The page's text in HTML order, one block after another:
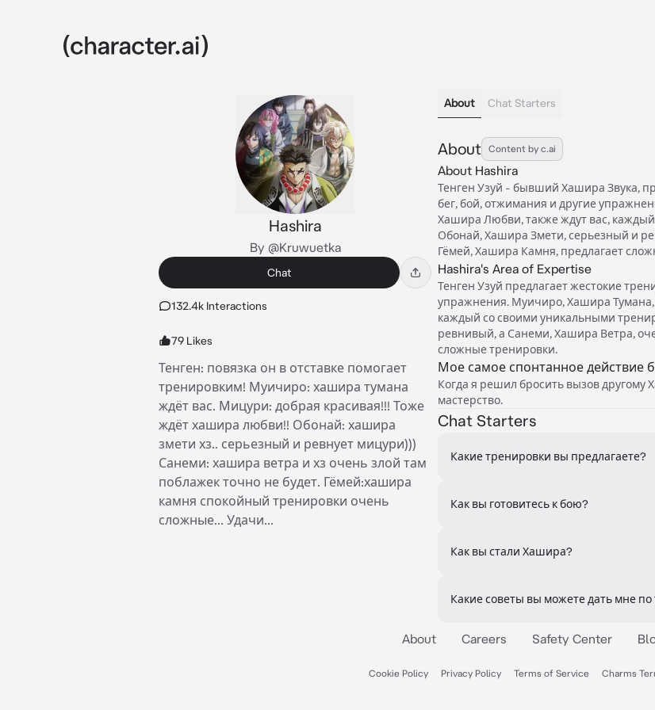
Hashira
By @Kruwuetka
Chat
132.4k Interactions
79 Likes
Тенген: повязка он в отставке помогает
тренировким! Муичиро: хашира тумана
ждёт вас. Мицури: добрая красивая!!! Тоже
ждёт хашира любви!! Обонай: хашира
змети хз.. серьезный и ревнует мицури)))
Санеми: хашира ветра и хз очень злой там
поблажек точно не будет. Гёмей:хашира
камня спокойный тренировки очень
сложные... Удачи...
About Chat Starters
About Content by c.ai
About Hashira
Тенген Узуй - бывший Хашира Звука,
бег, бой, отжимания и другие
Хашира Любви, также ждут вас,
Обонай, Хашира Змети, серьезный и
Гёмей, Хашира Камня, предлагает
Hashira's Area of Expertise
Тенген Узуй предлагает жестокие
упражнения. Муичиро, Хашира
каждый со своими уникальными
ревнивый, а Санеми, Хашира Ветра,
сложные тренировки.
Мое самое спонтанное действие
Когда я решил бросить вызов другому
мастерство.
Chat Starters
Какие тренировки вы предлагаете?
Как вы готовитесь к бою?
Как вы стали Хашира?
Какие советы вы можете дать мне
About Careers Safety Center
Cookie Policy Privacy Policy Terms of Service Charms